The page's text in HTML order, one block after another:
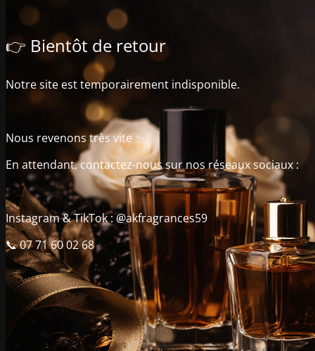
👉 Bientôt de retour
Notre site est temporairement indisponible.
Nous revenons très vite ✨
En attendant, contactez-nous sur nos réseaux sociaux :
Instagram & TikTok : @akfragrances59
📞 07 71 60 02 68